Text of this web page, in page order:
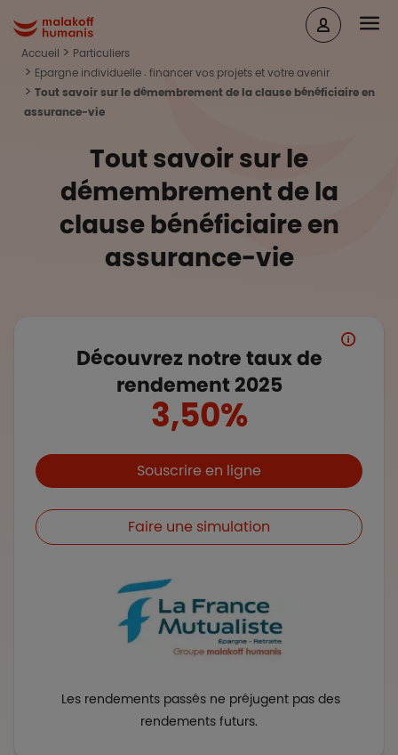
Malakoff Humanis Accueil
Accueil
Particuliers
Epargne individuelle : financer vos projets et votre avenir
Tout savoir sur le démembrement de la clause bénéficiaire en
assurance-vie
Tout savoir sur le
démembrement de la
clause bénéficiaire en
assurance-vie
Découvrez notre taux de
rendement 2025
3,50%
Boutons et liensSouscrire en ligne
Faire une simulation
Les rendements passés ne préjugent pas des
rendements futurs.